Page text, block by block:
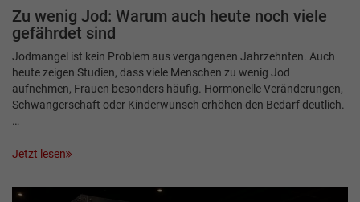
Zu wenig Jod: Warum auch heute noch viele
gefährdet sind
Jodmangel ist kein Problem aus vergangenen Jahrzehnten. Auch
heute zeigen Studien, dass viele Menschen zu wenig Jod
aufnehmen, Frauen besonders häufig. Hormonelle Veränderungen,
Schwangerschaft oder Kinderwunsch erhöhen den Bedarf deutlich.
…
Jetzt lesen